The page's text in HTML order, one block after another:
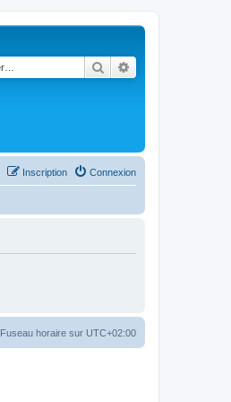
Rechercher
Connexion
Inscription
Fuseau horaire sur UTC+02:00